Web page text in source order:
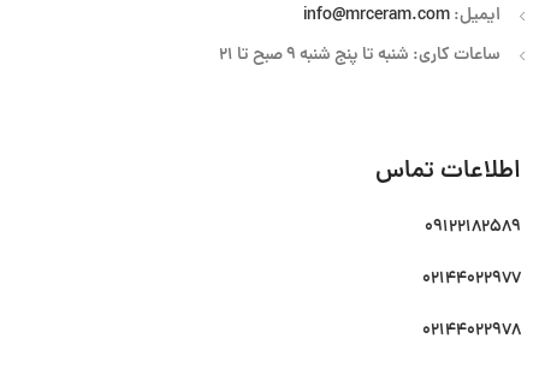
ایمیل:info@mrceram.com
ساعات کاری: شنبه تا پنج شنبه 9 صبح تا 21
اطلاعات تماس
09122182589
02144022977
02144022978